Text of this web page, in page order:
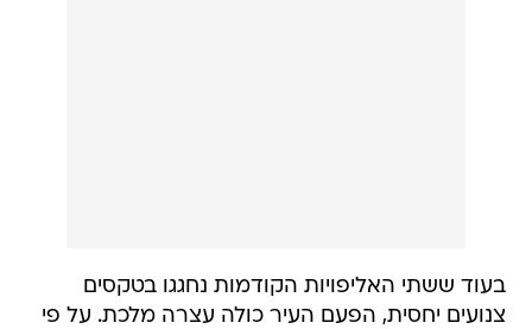
בעוד ששתי האליפויות הקודמות נחגגו בטקסים
צנועים יחסית, הפעם העיר כולה עצרה מלכת. על פי